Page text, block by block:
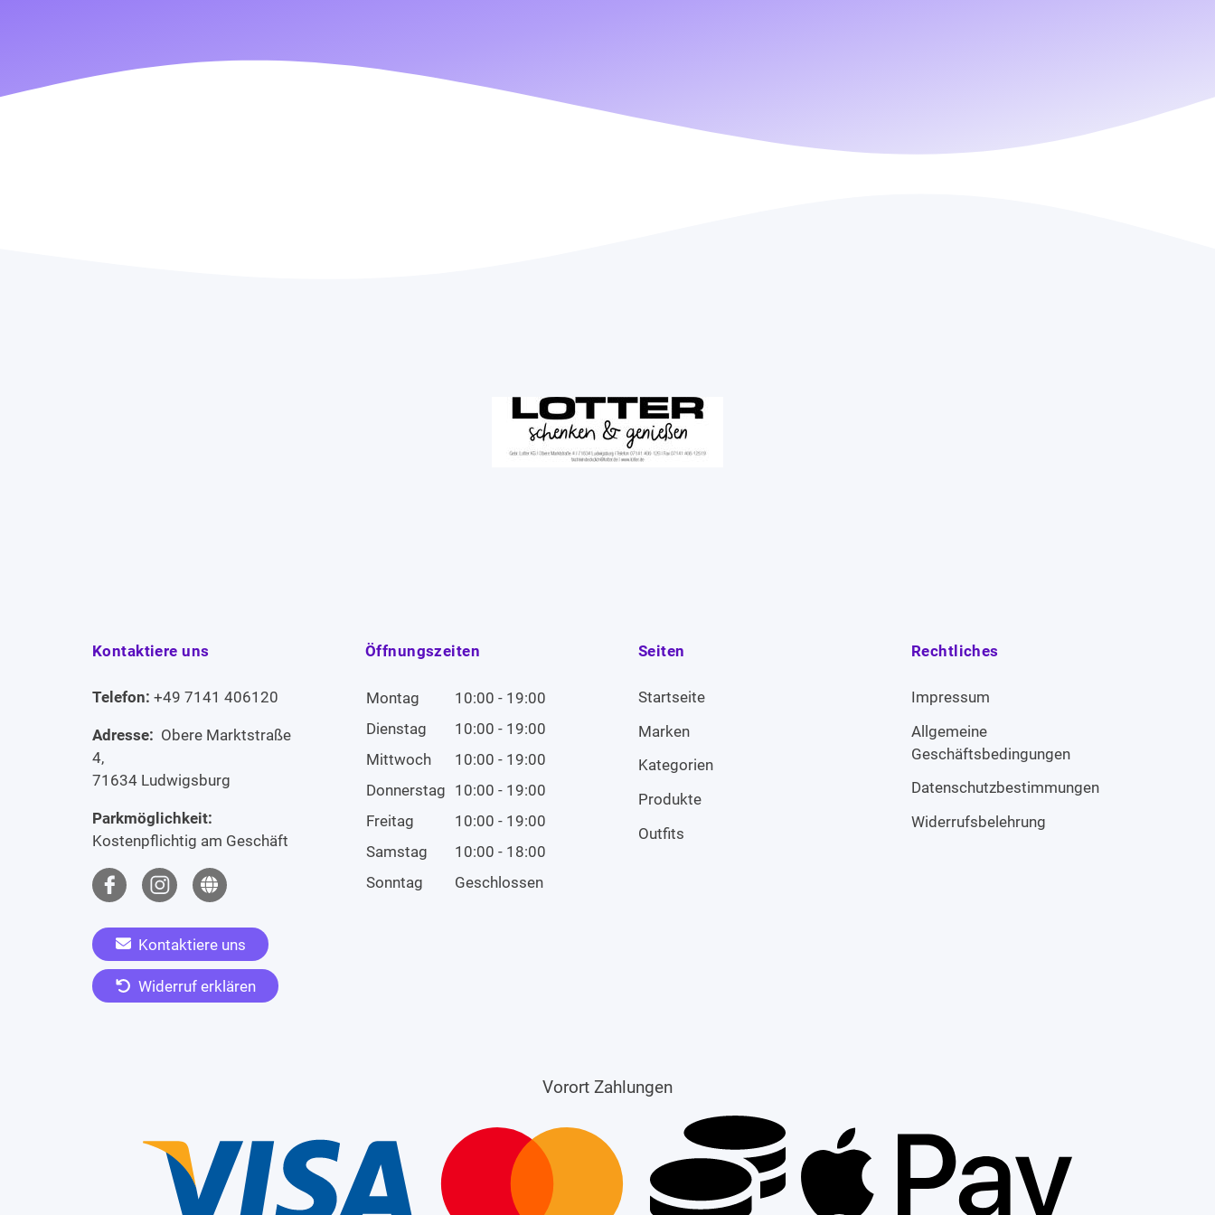
Kontaktiere uns
Telefon: +49 7141 406120
Adresse: Obere Marktstraße
4,
71634 Ludwigsburg
Parkmöglichkeit:
Kostenpflichtig am Geschäft
Kontaktiere uns
Widerruf erklären
Öffnungszeiten
Montag
10:00 - 19:00
Dienstag
10:00 - 19:00
Mittwoch
10:00 - 19:00
Donnerstag 10:00 - 19:00
Freitag
10:00 - 19:00
Samstag
10:00 - 18:00
Sonntag
Geschlossen
Seiten
Startseite
Marken
Kategorien
Produkte
Outfits
Rechtliches
Impressum
Allgemeine
Geschäftsbedingungen
Datenschutzbestimmungen
Widerrufsbelehrung
Vorort Zahlungen